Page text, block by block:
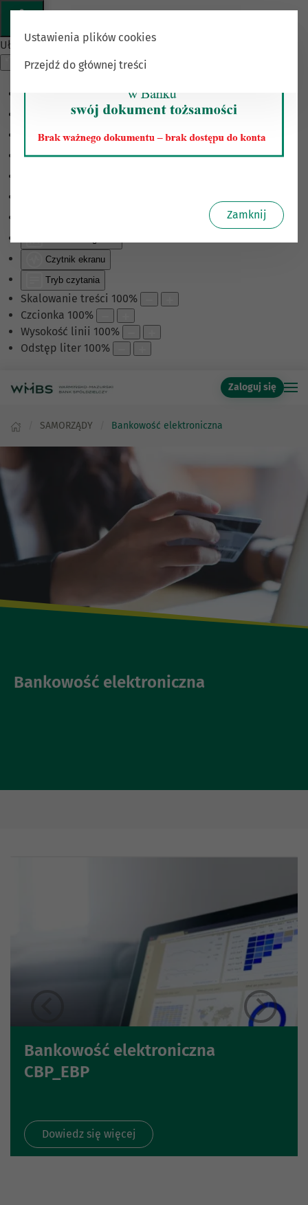
Ułatwienia dostępu
Monochromatyczny
Ciemny kontrast
Jasny kontrast
Czytnik ekranu
Tryb czytania
Skalowanie treści 100%
Czcionka 100%
Wysokość linii 100%
Odstęp liter 100%
Ustawienia plików cookies
Przejdź do głównej treści
Zaloguj się
SAMORZĄDY Bankowość elektroniczna
Bankowość elektroniczna
Bankowość elektroniczna
CBP_EBP
Dowiedz się więcej
Zamknij